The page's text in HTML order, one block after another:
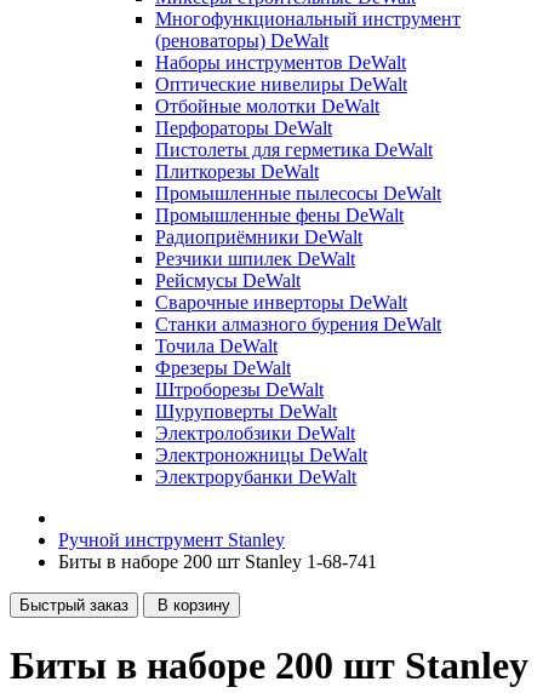
Многофункциональный инструмент
(реноваторы) DeWalt
Наборы инструментов DeWalt
Оптические нивелиры DeWalt
Отбойные молотки DeWalt
Перфораторы DeWalt
Пистолеты для герметика DeWalt
Плиткорезы DeWalt
Промышленные пылесосы DeWalt
Промышленные фены DeWalt
Радиоприёмники DeWalt
Резчики шпилек DeWalt
Рейсмусы DeWalt
Сварочные инверторы DeWalt
Станки алмазного бурения DeWalt
Точила DeWalt
Фрезеры DeWalt
Штроборезы DeWalt
Шуруповерты DeWalt
Электролобзики DeWalt
Электроножницы DeWalt
Электрорубанки DeWalt
Ручной инструмент Stanley
Биты в наборе 200 шт Stanley 1-68-741
Быстрый заказ В корзину
Биты в наборе 200 шт Stanley